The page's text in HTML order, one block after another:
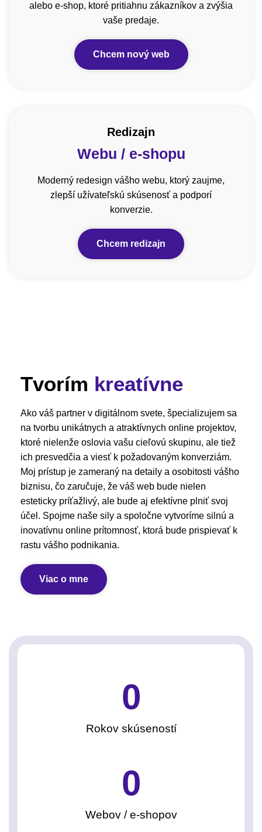
alebo e-shop, ktoré pritiahnu zákazníkov a zvýšia
vaše predaje.
Chcem nový web
Redizajn
Webu / e-shopu
Moderný redesign vášho webu, ktorý zaujme,
zlepší užívateľskú skúsenosť a podporí
konverzie.
Chcem redizajn
Tvorím kreatívne
Ako váš partner v digitálnom svete, špecializujem sa
na tvorbu unikátnych a atraktívnych online projektov,
ktoré nielenže oslovia vašu cieľovú skupinu, ale tiež
ich presvedčia a viesť k požadovaným konverziám.
Moj prístup je zameraný na detaily a osobitosti vášho
biznisu, čo zaručuje, že váš web bude nielen
esteticky príťažlivý, ale bude aj efektívne plniť svoj
účel. Spojme naše sily a spoločne vytvoríme silnú a
inovatívnu online prítomnosť, ktorá bude prispievať k
rastu vášho podnikania.
Viac o mne
Rokov skúseností
0
Webov / e-shopov
0